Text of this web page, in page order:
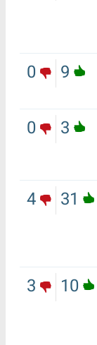
9
0
3
0
31
4
10
3